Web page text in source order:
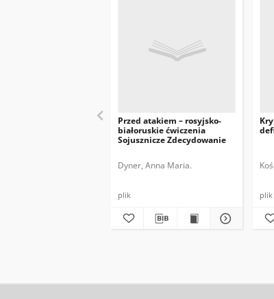
Przed atakiem – rosyjsko-
białoruskie ćwiczenia
Sojusznicze Zdecydowanie
Dyner, Anna Maria.
plik plik